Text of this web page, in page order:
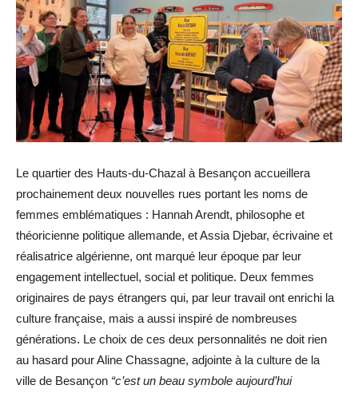
Le quartier des Hauts-du-Chazal à Besançon accueillera
prochainement deux nouvelles rues portant les noms de
femmes emblématiques : Hannah Arendt, philosophe et
théoricienne politique allemande, et Assia Djebar, écrivaine et
réalisatrice algérienne, ont marqué leur époque par leur
engagement intellectuel, social et politique. Deux femmes
originaires de pays étrangers qui, par leur travail ont enrichi la
culture française, mais a aussi inspiré de nombreuses
générations. Le choix de ces deux personnalités ne doit rien
au hasard pour Aline Chassagne, adjointe à la culture de la
ville de Besançon “c’est un beau symbole aujourd’hui